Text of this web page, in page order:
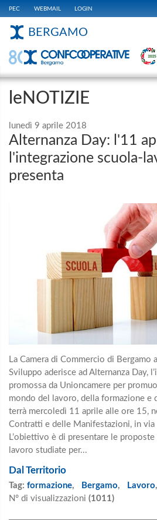
PEC WEBMAIL LOGIN
BERGAMO
leNOTIZIE
lunedì 9 aprile 2018
Alternanza Day: l'11
l'integrazione scuola-
presenta
La Camera di Commercio di Bergamo
Sviluppo aderisce ad Alternanza Day,
promossa da Unioncamere per
mondo del lavoro, della formazione e
terrà mercoledì 11 aprile alle ore 15,
Contratti e delle Manifestazioni, in via
L’obiettivo è di presentare le
lavoro studiate per...
Dal Territorio
Tag: formazione, Bergamo, Lavoro
N° di visualizzazioni (1011)